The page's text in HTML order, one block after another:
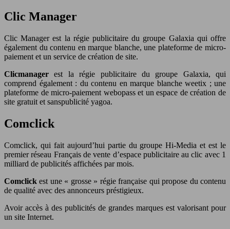
Clic Manager
Clic Manager est la régie publicitaire du groupe Galaxia qui offre
également du contenu en marque blanche, une plateforme de micro-
paiement et un service de création de site.
Clicmanager est la régie publicitaire du groupe Galaxia, qui
comprend également : du contenu en marque blanche weetix ; une
plateforme de micro-paiement webopass et un espace de création de
site gratuit et sanspublicité yagoa.
Comclick
Comclick, qui fait aujourd’hui partie du groupe Hi-Media et est le
premier réseau Français de vente d’espace publicitaire au clic avec 1
milliard de publicités affichées par mois.
Comclick est une « grosse » régie française qui propose du contenu
de qualité avec des annonceurs préstigieux.
Avoir accès à des publicités de grandes marques est valorisant pour
un site Internet.